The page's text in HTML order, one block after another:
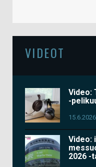
VIDEOT
Video:
-
15.6.2026
Video:
2026 -